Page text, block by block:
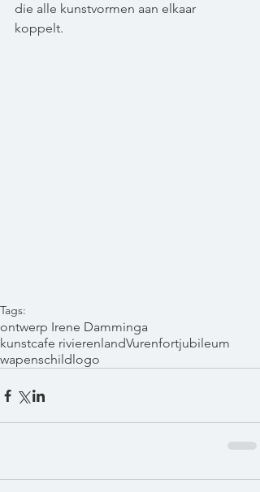
die alle kunstvormen aan elkaar
koppelt.
Tags:
ontwerp Irene Damminga
kunstcafe rivierenlandVurenfortjubileum
wapenschildlogo